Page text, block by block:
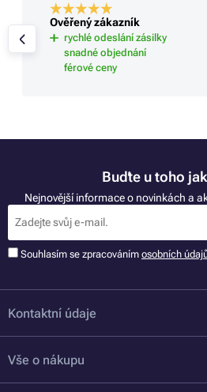
Ověřený zákazník
rychlé odeslání zásilky
snadné objednání
férové ceny
Buďte u toho
Nejnovější informace o novinkách a
Souhlasím se zpracováním osobních
Kontaktní údaje
Vše o nákupu